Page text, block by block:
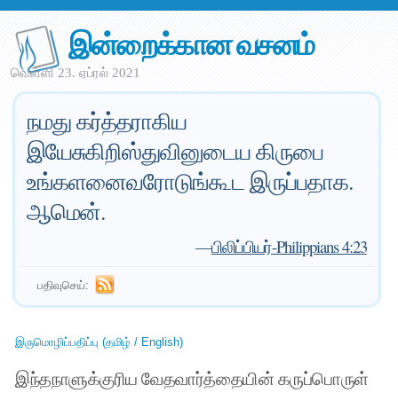
இன்றைக்கான வசனம்
வெள்ளி 23. ஏப்ரல் 2021
நமது கர்த்தராகிய
இயேசுகிறிஸ்துவினுடைய கிருபை
உங்களனைவரோடுங்கூட இருப்பதாக.
ஆமென்.
—பிலிப்பியர்-Philippians 4:23
பதிவுசெய்:
இருமொழிப்பதிப்பு (தமிழ் / English)
இந்தநாளுக்குரிய வேதவார்த்தையின் கருப்பொருள்